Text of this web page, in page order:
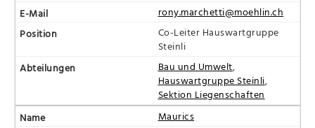
rony.marchetti@moehlin.ch
Co-Leiter Hauswartgruppe
Steinli
Bau und Umwelt,
Hauswartgruppe Steinli,
Sektion Liegenschaften
Maurics